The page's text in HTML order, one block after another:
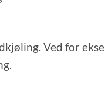
Ved for